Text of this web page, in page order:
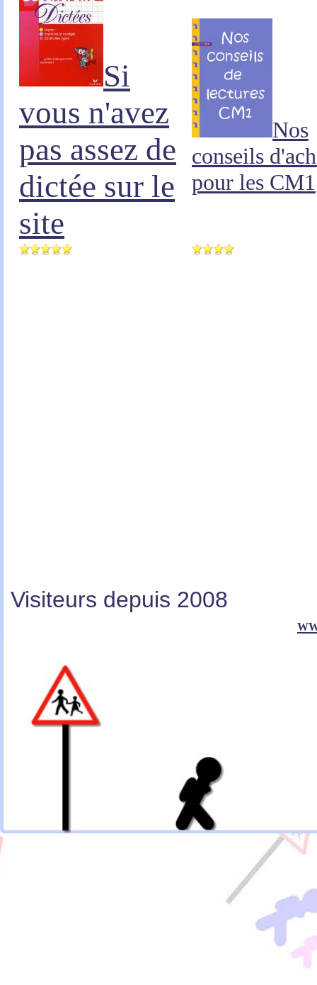
Si
vous n'avez
pas assez de
dictée sur le
site
Nos
conseils
pour les CM1
Visiteurs depuis 2008